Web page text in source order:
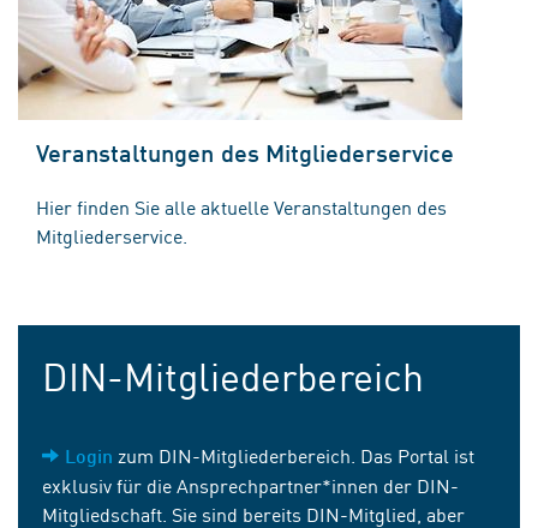
Veranstaltungen des Mitgliederservice
Hier finden Sie alle aktuelle Veranstaltungen des
Mitgliederservice.
DIN-Mitgliederbereich
Login zum DIN-Mitgliederbereich. Das Portal ist
exklusiv für die Ansprechpartner*innen der DIN-
Mitgliedschaft. Sie sind bereits DIN-Mitglied, aber